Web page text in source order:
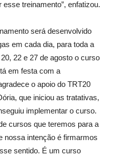
treinamento”, enfatizou.
será desenvolvido
em cada dia, para toda a
22 e 27 de agosto o curso
em festa com a
o apoio do TRT20
que iniciou as tratativas,
implementar o curso.
cursos que teremos para a
nossa intenção é firmarmos
sentido. É um curso